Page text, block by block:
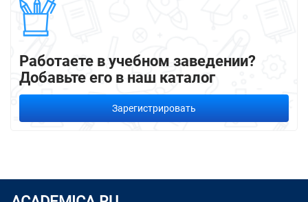
Работаете в учебном заведении?
Добавьте его в наш каталог
Зарегистрировать